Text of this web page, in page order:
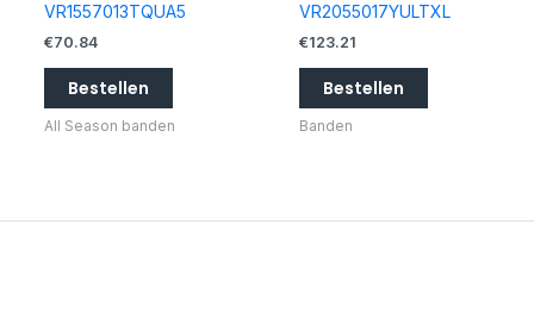
VR1557013TQUA5
€70.84
Bestellen
All Season banden
VR2055017YULTXL
€123.21
Bestellen
Banden